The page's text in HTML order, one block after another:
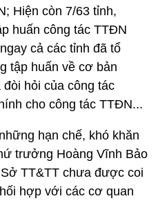
Hiện còn 7/63 tỉnh,
huấn công tác TTĐN
cả các tỉnh đã tổ
tập huấn về cơ bản
hỏi của công tác
cho công tác TTĐN...
hạn chế, khó khăn
trưởng Hoàng Vĩnh Bảo
TT&TT chưa được coi
hợp với các cơ quan